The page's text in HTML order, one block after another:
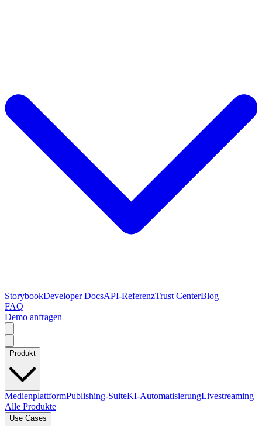
StorybookDeveloper DocsAPI-ReferenzTrust CenterBlog
FAQ
Demo anfragen
Produkt
MedienplattformPublishing-SuiteKI-AutomatisierungLivestreaming
Alle Produkte
Use Cases